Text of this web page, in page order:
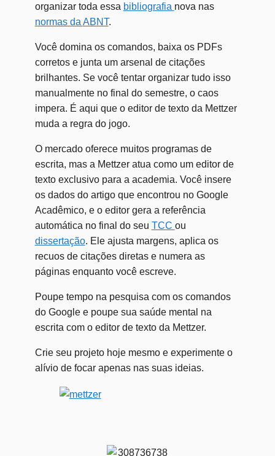
organizar toda essa bibliografia nova nas
normas da ABNT.
Você domina os comandos, baixa os PDFs
corretos e junta um arsenal de citações
brilhantes. Se você tentar organizar tudo isso
manualmente no final do semestre, o caos
impera. É aqui que o editor de texto da Mettzer
muda a regra do jogo.
O mercado oferece muitos programas de
escrita, mas a Mettzer atua como um editor de
texto exclusivo para a academia. Você insere
os dados do artigo que encontrou no Google
Acadêmico, e o editor gera a referência
automática no final do seu TCC ou
dissertação. Ele ajusta margens, aplica os
recuos de citações diretas e numera as
páginas enquanto você escreve.
Poupe tempo na pesquisa com os comandos
do Google e poupe sua saúde mental na
escrita com o editor de texto da Mettzer.
Crie seu projeto hoje mesmo e experimente o
alívio de focar apenas nas suas ideias.